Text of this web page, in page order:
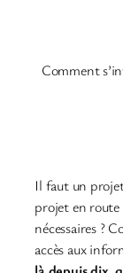
Comment
Il faut un
projet en route
nécessaires ?
accès aux